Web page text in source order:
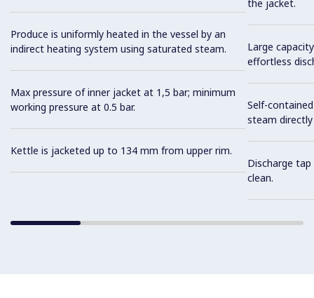
Produce is uniformly heated in the vessel by an
indirect heating system using saturated steam.
Max pressure of inner jacket at 1,5 bar; minimum
working pressure at 0.5 bar.
Kettle is jacketed up to 134 mm from upper rim.
the jacket.
Large
effortless
Self-
steam
Discharge
clean.